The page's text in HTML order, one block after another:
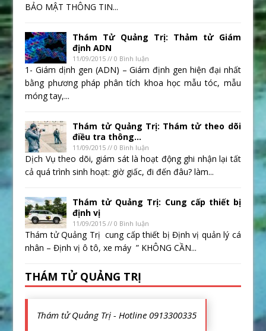
BẢO MẬT THÔNG TIN...
Thám Tử Quảng Trị: Thảm tử Giám
định ADN
11/09/2015 // 0 Bình luận
1- Giám dịnh gen (ADN) – Giám định gen hiện đại nhất
bằng phương pháp phân tích khoa học mẫu tóc, mẫu
móng tay,...
Thám tử Quảng Trị: Thám tử theo dõi
điều tra thông...
11/09/2015 // 0 Bình luận
Dịch Vụ theo dõi, giám sát là hoạt động ghi nhận lại tất
cả quá trình sinh hoạt: giờ giấc, đi đến đâu? làm...
Thám tử Quảng Trị: Cung cấp thiết bị
định vị
11/09/2015 // 0 Bình luận
Thám tử Quảng Trị cung cấp thiết bị Định vị quản lý cá
nhân – Định vị ô tô, xe máy ” KHÔNG CẦN...
THÁM TỬ QUẢNG TRỊ
Thám tử Quảng Trị - Hotline 0913300335